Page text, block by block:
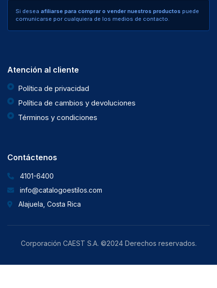
Si desea afiliarse para comprar o vender nuestros productos puede
comunicarse por cualquiera de los medios de contacto.
Atención al cliente
Política de privacidad
Política de cambios y devoluciones
Términos y condiciones
Contáctenos
4101-6400
info@catalogoestilos.com
Alajuela, Costa Rica
Corporación CAEST S.A. ©2024 Derechos reservados.